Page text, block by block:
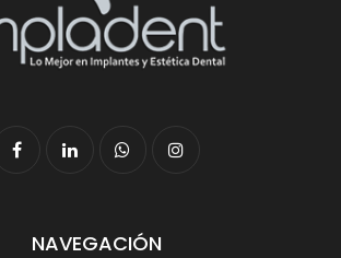
NAVEGACIÓN